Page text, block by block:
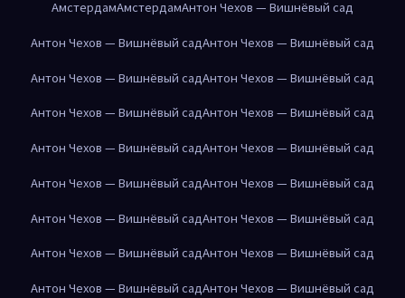
АмстердамАмстердамАнтон Чехов — Вишнёвый сад
Антон Чехов — Вишнёвый садАнтон Чехов — Вишнёвый сад
Антон Чехов — Вишнёвый садАнтон Чехов — Вишнёвый сад
Антон Чехов — Вишнёвый садАнтон Чехов — Вишнёвый сад
Антон Чехов — Вишнёвый садАнтон Чехов — Вишнёвый сад
Антон Чехов — Вишнёвый садАнтон Чехов — Вишнёвый сад
Антон Чехов — Вишнёвый садАнтон Чехов — Вишнёвый сад
Антон Чехов — Вишнёвый садАнтон Чехов — Вишнёвый сад
Антон Чехов — Вишнёвый садАнтон Чехов — Вишнёвый сад